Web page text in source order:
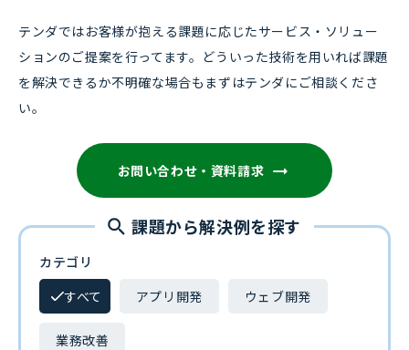
テンダではお客様が抱える課題に応じたサービス・ソリュー
ションのご提案を行ってます。どういった技術を用いれば課題
を解決できるか不明確な場合もまずはテンダにご相談くださ
い。
お問い合わせ・資料請求
課題から解決例を探す
カテゴリ
すべて
アプリ開発 ウェブ開発
業務改善